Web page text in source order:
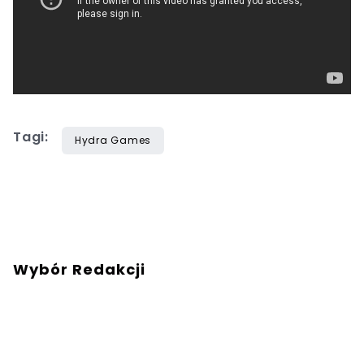
Tagi: Hydra Games
Wybór Redakcji